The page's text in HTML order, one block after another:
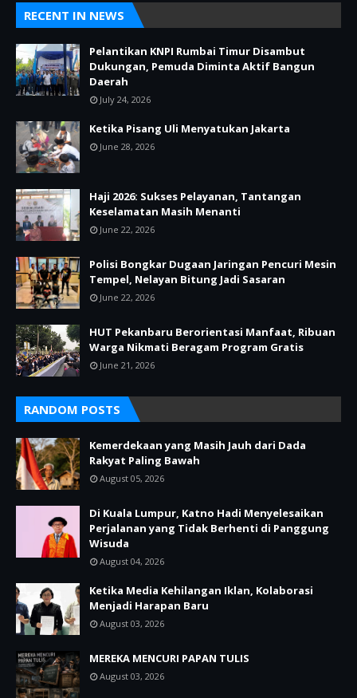
RECENT IN NEWS
Pelantikan KNPI Rumbai Timur Disambut
Dukungan, Pemuda Diminta Aktif Bangun
Daerah
July 24, 2026
Ketika Pisang Uli Menyatukan Jakarta
June 28, 2026
Haji 2026: Sukses Pelayanan, Tantangan
Keselamatan Masih Menanti
June 22, 2026
Polisi Bongkar Dugaan Jaringan Pencuri Mesin
Tempel, Nelayan Bitung Jadi Sasaran
June 22, 2026
HUT Pekanbaru Berorientasi Manfaat, Ribuan
Warga Nikmati Beragam Program Gratis
June 21, 2026
RANDOM POSTS
Kemerdekaan yang Masih Jauh dari Dada
Rakyat Paling Bawah
August 05, 2026
Di Kuala Lumpur, Katno Hadi Menyelesaikan
Perjalanan yang Tidak Berhenti di Panggung
Wisuda
August 04, 2026
Ketika Media Kehilangan Iklan, Kolaborasi
Menjadi Harapan Baru
August 03, 2026
MEREKA MENCURI PAPAN TULIS
August 03, 2026